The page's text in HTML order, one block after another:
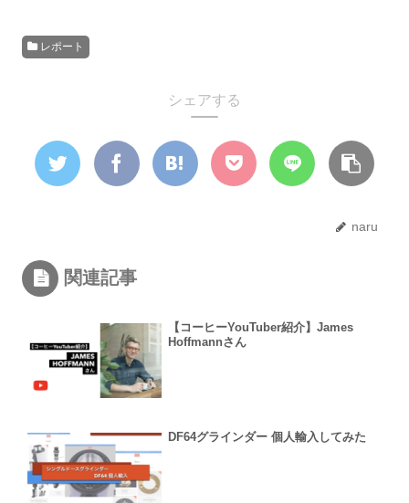
レポート
シェアする
naru
関連記事
【コーヒーYouTuber紹介】James
Hoffmannさん
DF64グラインダー 個人輸入してみた